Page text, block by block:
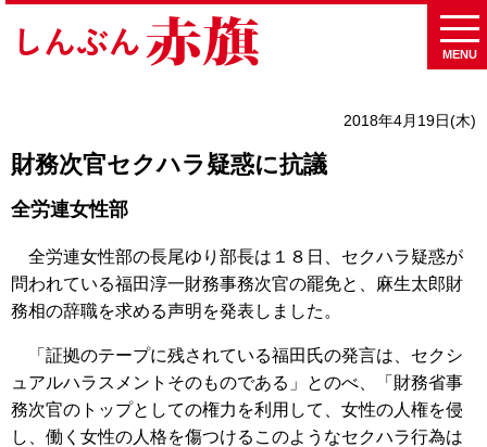
MENU
2018年4月19日(木)
財務次官セクハラ疑惑に抗議
全労連女性部
全労連女性部の長尾ゆり部長は１８日、セクハラ疑惑が
問われている福田淳一財務事務次官の罷免と、麻生太郎財
務相の辞職を求める声明を発表しました。
「証拠のテープに残されている福田氏の発言は、セクシ
ュアルハラスメントそのものである」とのべ、「財務省事
務次官のトップとしての権力を利用して、女性の人権を侵
し、働く女性の人格を傷つけるこのようなセクハラ行為は